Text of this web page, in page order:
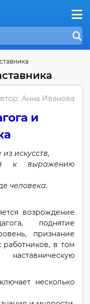
Анна Иванова
и
искусств,
к выражению
человека.
возрождение
поднятие
признание
работников, в том
несколько